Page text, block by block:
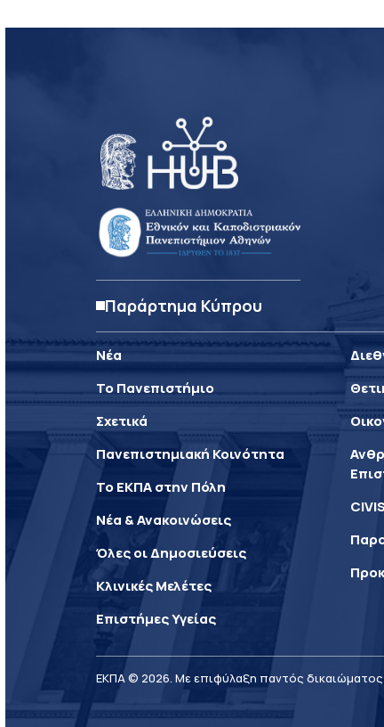
Παράρτημα Κύπρου
Νέα
Το Πανεπιστήμιο
Σχετικά
Πανεπιστημιακή Κοινότητα
Το ΕΚΠΑ στην Πόλη
Νέα & Ανακοινώσεις
Όλες οι Δημοσιεύσεις
Κλινικές Μελέτες
Επιστήμες Υγείας
CIVIS
ΕΚΠΑ © 2026. Με επιφύλαξη παντός δικαιώματος